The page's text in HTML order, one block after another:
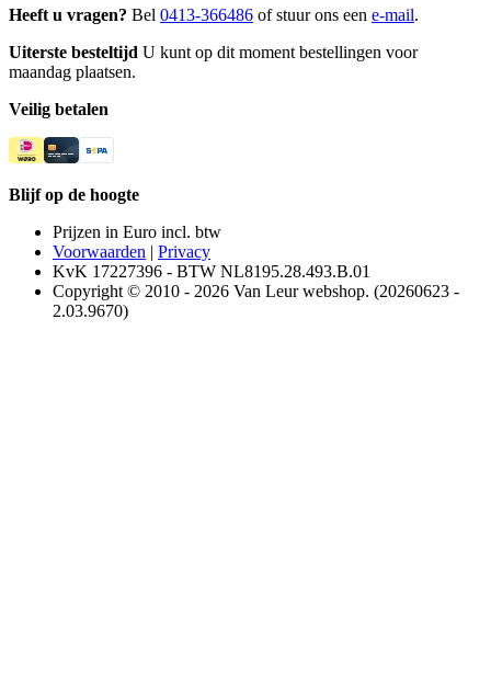
Heeft u vragen? Bel 0413-366486 of stuur ons een e-mail.
Uiterste besteltijd U kunt op dit moment bestellingen voor
maandag plaatsen.
Veilig betalen
Blijf op de hoogte
Prijzen in Euro incl. btw
Voorwaarden | Privacy
KvK 17227396 - BTW NL8195.28.493.B.01
Copyright © 2010 - 2026 Van Leur webshop. (20260623 -
2.03.9670)